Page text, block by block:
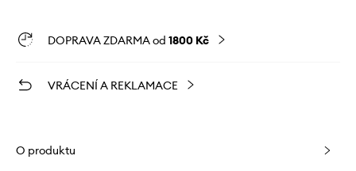
DOPRAVA ZDARMA od 1800 Kč
VRÁCENÍ A REKLAMACE
O produktu